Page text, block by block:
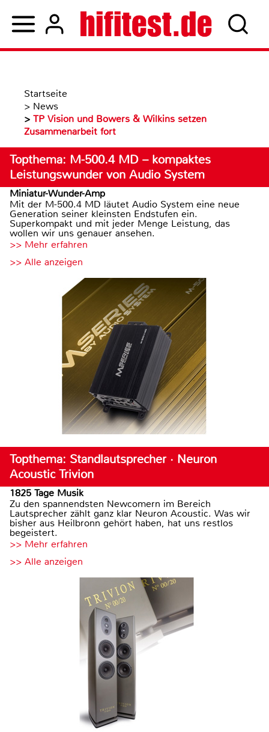
Startseite
> News
> TP Vision und Bowers & Wilkins setzen
Zusammenarbeit fort
Topthema: M-500.4 MD – kompaktes
Leistungswunder von Audio System
Miniatur-Wunder-Amp
Mit der M-500.4 MD läutet Audio System eine neue
Generation seiner kleinsten Endstufen ein.
Superkompakt und mit jeder Menge Leistung, das
wollen wir uns genauer ansehen.
>> Mehr erfahren
>> Alle anzeigen
Topthema: Standlautsprecher · Neuron
Acoustic Trivion
1825 Tage Musik
Zu den spannendsten Newcomern im Bereich
Lautsprecher zählt ganz klar Neuron Acoustic. Was wir
bisher aus Heilbronn gehört haben, hat uns restlos
begeistert.
>> Mehr erfahren
>> Alle anzeigen